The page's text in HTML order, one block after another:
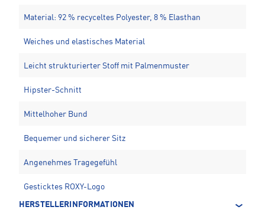
Material: 92 % recyceltes Polyester, 8 % Elasthan
Weiches und elastisches Material
Leicht strukturierter Stoff mit Palmenmuster
Hipster-Schnitt
Mittelhoher Bund
Bequemer und sicherer Sitz
Angenehmes Tragegefühl
Gesticktes ROXY-Logo
HERSTELLERINFORMATIONEN